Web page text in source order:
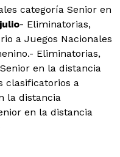
categoría Senior en
- Eliminatorias,
a Juegos Nacionales
Eliminatorias,
en la distancia
clasificatorios a
la distancia
en la distancia